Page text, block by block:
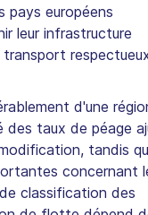
pays européens
leur infrastructure
d'une
des taux de péage
tandis
concernant
classification des